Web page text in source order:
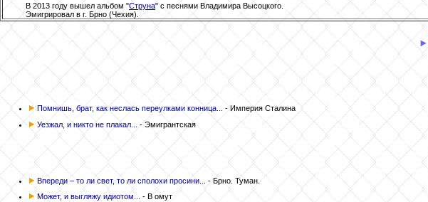
В 2013 году вышел альбом "Струна" с песнями Владимира Высоцкого.
Эмигрировал в г. Брно (Чехия).
Помнишь, брат, как неслась переулками конница...
- Империя Сталина
Уезжал, и никто не плакал...
- Эмигрантская
Впереди – то ли свет, то ли сполохи просини...
- Брно. Туман.
Может, и выгляжу идиотом...
- В омут